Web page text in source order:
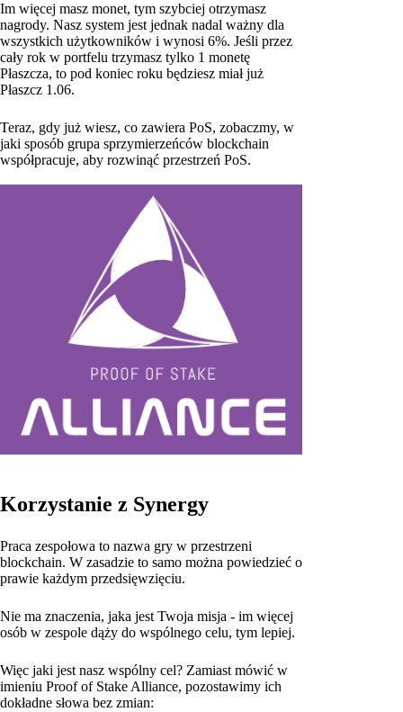
Im więcej masz monet, tym szybciej otrzymasz
nagrody. Nasz system jest jednak nadal ważny dla
wszystkich użytkowników i wynosi 6%. Jeśli przez
cały rok w portfelu trzymasz tylko 1 monetę
Płaszcza, to pod koniec roku będziesz miał już
Płaszcz 1.06.
Teraz, gdy już wiesz, co zawiera PoS, zobaczmy, w
jaki sposób grupa sprzymierzeńców blockchain
współpracuje, aby rozwinąć przestrzeń PoS.
Korzystanie z Synergy
Praca zespołowa to nazwa gry w przestrzeni
blockchain. W zasadzie to samo można powiedzieć o
prawie każdym przedsięwzięciu.
Nie ma znaczenia, jaka jest Twoja misja - im więcej
osób w zespole dąży do wspólnego celu, tym lepiej.
Więc jaki jest nasz wspólny cel? Zamiast mówić w
imieniu Proof of Stake Alliance, pozostawimy ich
dokładne słowa bez zmian: